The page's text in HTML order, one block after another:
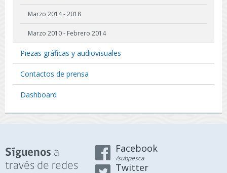
Marzo 2014 - 2018
Marzo 2010 - Febrero 2014
Piezas gráficas y audiovisuales
Contactos de prensa
Dashboard
Síguenos a
través de redes
Facebook
/subpesca
Twitter